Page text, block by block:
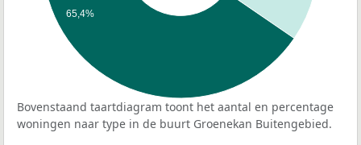
65,4%
Bovenstaand taartdiagram toont het aantal en percentage
woningen naar type in de buurt Groenekan Buitengebied.